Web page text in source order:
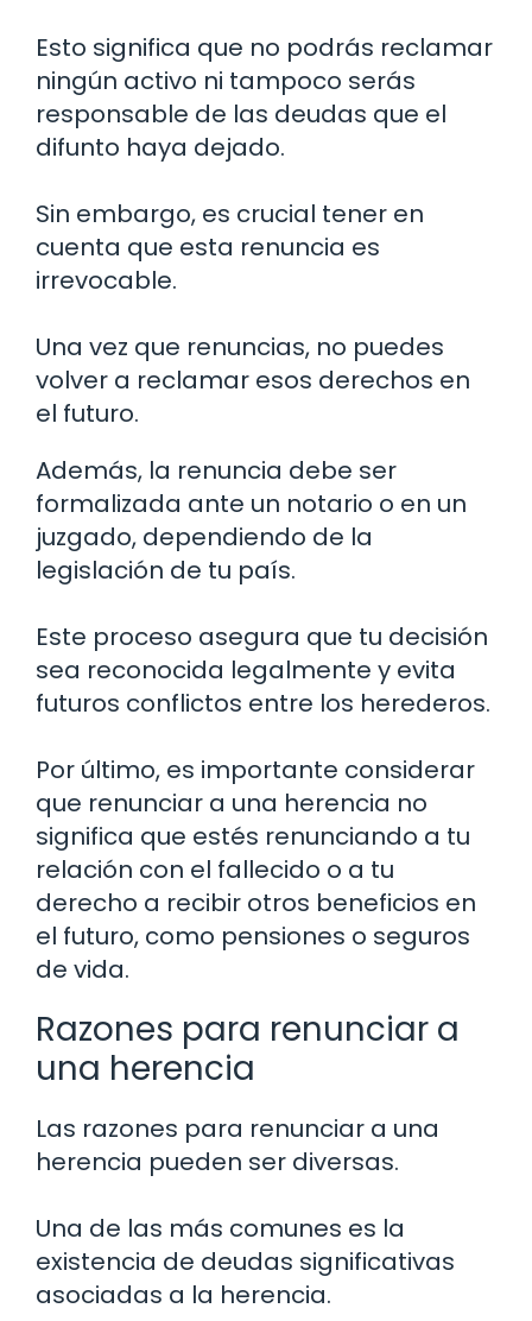
Esto significa que no podrás reclamar
ningún activo ni tampoco serás
responsable de las deudas que el
difunto haya dejado.
Sin embargo, es crucial tener en
cuenta que esta renuncia es
irrevocable.
Una vez que renuncias, no puedes
volver a reclamar esos derechos en
el futuro.
Además, la renuncia debe ser
formalizada ante un notario o en un
juzgado, dependiendo de la
legislación de tu país.
Este proceso asegura que tu decisión
sea reconocida legalmente y evita
futuros conflictos entre los herederos.
Por último, es importante considerar
que renunciar a una herencia no
significa que estés renunciando a tu
relación con el fallecido o a tu
derecho a recibir otros beneficios en
el futuro, como pensiones o seguros
de vida.
Razones para renunciar a
una herencia
Las razones para renunciar a una
herencia pueden ser diversas.
Una de las más comunes es la
existencia de deudas significativas
asociadas a la herencia.